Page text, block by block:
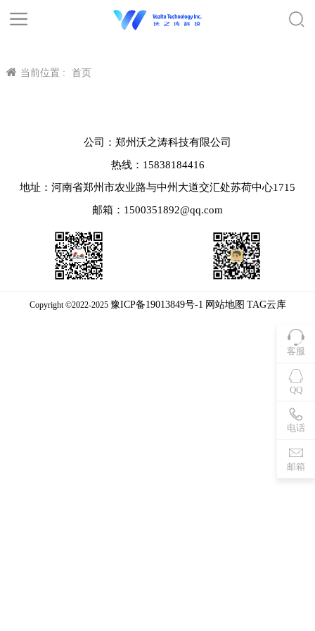
当前位置 : 首页
客服
QQ
电话
邮箱
公司：郑州沃之涛科技有限公司
热线：15838184416
地址：河南省郑州市农业路与中州大道交汇处苏荷中心1715
邮箱：1500351892@qq.com
Copyright ©2022-2025 豫ICP备19013849号-1 网站地图 TAG云库